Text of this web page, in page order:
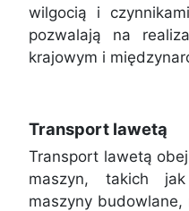
wilgocią i
pozwalają na
krajowym i
Transport lawetą
Transport lawetą
maszyn, takich
maszyny budowlane,